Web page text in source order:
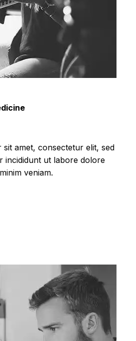
sit amet, consectetur elit, sed
incididunt ut labore dolore
veniam.